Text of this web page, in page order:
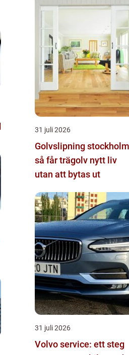
31 juli 2026
Golvslipning stockholm
så får trägolv nytt liv
utan att bytas ut
31 juli 2026
Volvo service: ett steg